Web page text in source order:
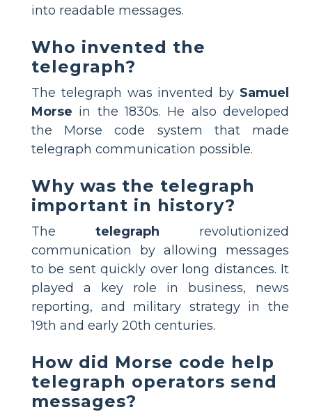
into readable messages.
Who invented the
telegraph?
The telegraph was invented by Samuel
Morse in the 1830s. He also developed
the Morse code system that made
telegraph communication possible.
Why was the telegraph
important in history?
The telegraph revolutionized
communication by allowing messages
to be sent quickly over long distances. It
played a key role in business, news
reporting, and military strategy in the
19th and early 20th centuries.
How did Morse code help
telegraph operators send
messages?